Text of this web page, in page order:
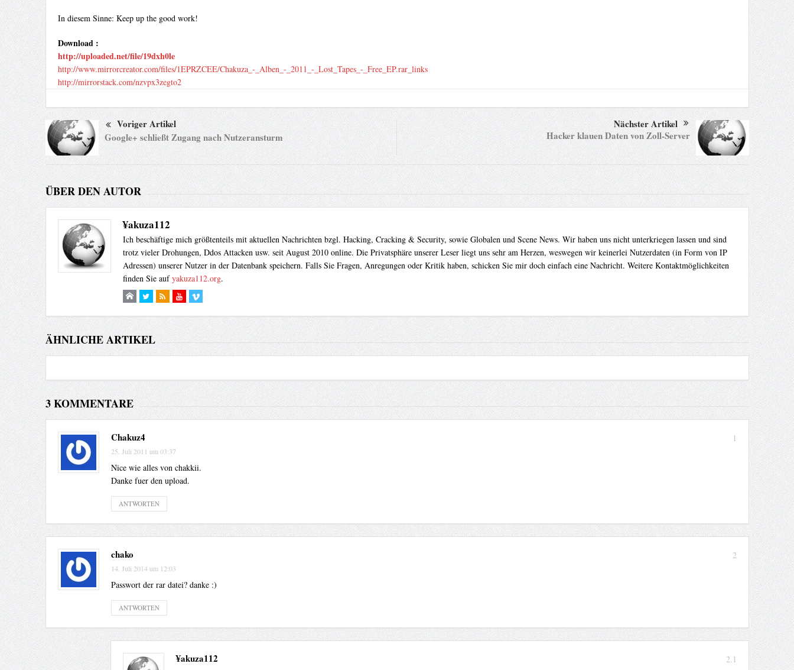
In diesem Sinne: Keep up the good work!
Download :
http://uploaded.net/file/19dxh0le
http://www.mirrorcreator.com/files/1EPRZCEE/Chakuza_-_Alben_-_2011_-_Lost_Tapes_-_Free_EP.rar_links
http://mirrorstack.com/nzvpx3zegto2
Voriger Artikel
Google+ schließt Zugang nach Nutzeransturm
Nächster Artikel
Hacker klauen Daten von Zoll-Server
ÜBER DEN AUTOR
¥akuza112
Ich beschäftige mich größtenteils mit aktuellen Nachrichten bzgl. Hacking, Cracking & Security, sowie Globalen und Scene News. Wir haben uns nicht unterkriegen lassen und sind
trotz vieler Drohungen, Ddos Attacken usw. seit August 2010 online. Die Privatsphäre unserer Leser liegt uns sehr am Herzen, weswegen wir keinerlei Nutzerdaten (in Form von IP
Adressen) unserer Nutzer in der Datenbank speichern. Falls Sie Fragen, Anregungen oder Kritik haben, schicken Sie mir doch einfach eine Nachricht. Weitere Kontaktmöglichkeiten
finden Sie aufyakuza112.org.
ÄHNLICHE ARTIKEL
3 KOMMENTARE
1
Chakuz4
25. Juli 2011 um 03:37
Nice wie alles von chakkii.
Danke fuer den upload.
ANTWORTEN
2
chako
14. Juli 2014 um 12:03
Passwort der rar datei? danke :)
ANTWORTEN
2.1
¥akuza112